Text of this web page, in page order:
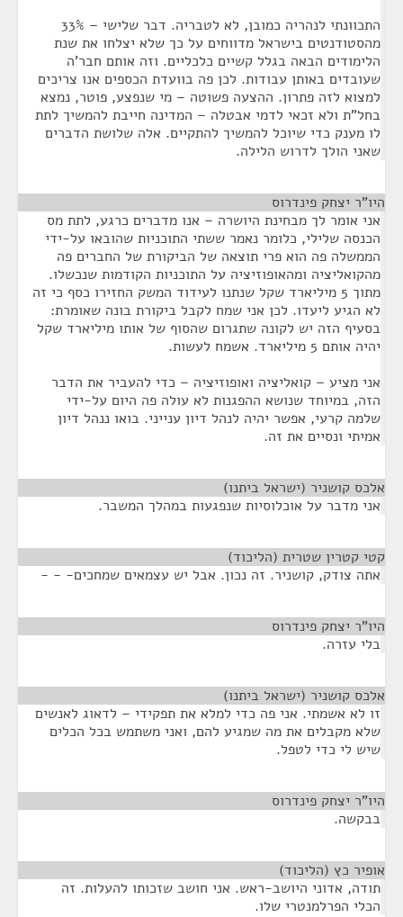
התכוונתי לנהריה כמובן, לא לטבריה. דבר שלישי – 33%
מהסטודנטים בישראל מדווחים על כך שלא יצלחו את שנת
הלימודים הבאה בגלל קשיים כלכליים. וזה אותם חבר'ה
שעובדים באותן עבודות. לכן פה בוועדת הכספים אנו צריכים
למצוא לזה פתרון. ההצעה פשוטה – מי שנפצע, פוטר, נמצא
בחל"ת ולא זכאי לדמי אבטלה – המדינה חייבת להמשיך לתת
לו מענק כדי שיוכל להמשיך להתקיים. אלה שלושת הדברים
שאני הולך לדרוש הלילה.
היו"ר יצחק פינדרוס
אני אומר לך מבחינת היושרה – אנו מדברים כרגע, לתת מס
הכנסה שלילי, כלומר נאמר ששתי התוכניות שהובאו על-ידי
הממשלה פה הוא פרי תוצאה של הביקורת של החברים פה
מהקואליציה ומהאופוזיציה על התוכניות הקודמות שנכשלו.
מתוך 5 מיליארד שקל שנתנו לעידוד המשק החזירו כסף כי זה
לא הגיע ליעדו. לכן אני שמח לקבל ביקורת בונה שאומרת:
בסעיף הזה יש לקונה שתגרום שהסוף של אותו מיליארד שקל
יהיה אותם 5 מיליארד. אשמח לעשות.
אני מציע – קואליציה ואופוזיציה – כדי להעביר את הדבר
הזה, במיוחד שנושא ההפגנות לא עולה פה היום על-ידי
שלמה קרעי, אפשר יהיה לנהל דיון ענייני. בואו ננהל דיון
אמיתי ונסיים את זה.
אלכס קושניר (ישראל ביתנו)
אני מדבר על אוכלוסיות שנפגעות במהלך המשבר.
קטי קטרין שטרית (הליכוד)
אתה צודק, קושניר. זה נכון. אבל יש עצמאים שמחכים- - -
היו"ר יצחק פינדרוס
בלי עזרה.
אלכס קושניר (ישראל ביתנו)
זו לא אשמתי. אני פה כדי למלא את תפקידי – לדאוג לאנשים
שלא מקבלים את מה שמגיע להם, ואני משתמש בכל הכלים
שיש לי כדי לטפל.
היו"ר יצחק פינדרוס
בבקשה.
אופיר כץ (הליכוד)
תודה, אדוני היושב-ראש. אני חושב שזכותו להעלות. זה
הכלי הפרלמנטרי שלו.